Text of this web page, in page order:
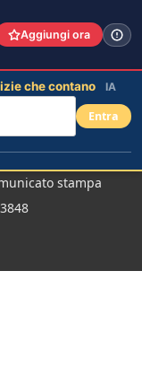
stampa
Aggiungi ora
che contano IA
Entra